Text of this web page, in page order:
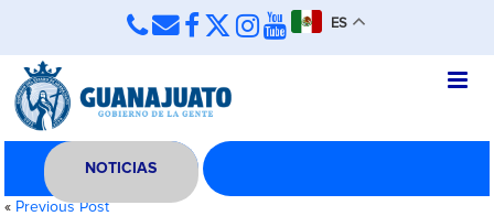
ES
NOTICIAS
« Previous Post